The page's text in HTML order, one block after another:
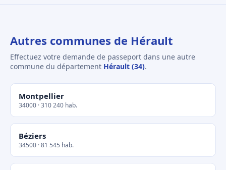
Autres communes de Hérault
Effectuez votre demande de passeport dans une autre
commune du département Hérault (34).
Montpellier
34000 · 310 240 hab.
Béziers
34500 · 81 545 hab.